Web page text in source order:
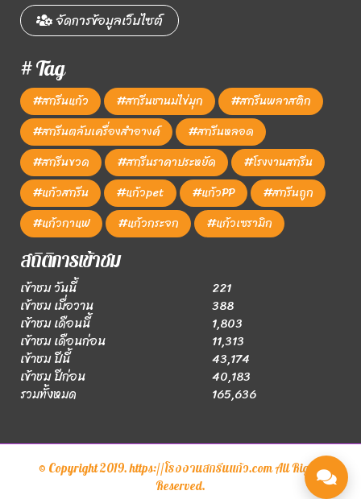
จัดการข้อมูลเว็บไซต์
# Tag
#สกรีนแก้ว #สกรีนชานมไข่มุก
#สกรีนพลาสติก
#สกรีนตลับเครื่องสำอางค์
#สกรีนหลอด
#สกรีนขวด
#สกรีนราคาประหยัด
#โรงงานสกรีน
#แก้วสกรีน
#แก้วpet #แก้วPP
#สกรีนถูก
#แก้วกาแฟ
#แก้วกระจก #แก้วเซรามิก
สถิติการเข้าชม
เข้าชม วันนี้
221
เข้าชม เมื่อวาน
388
เข้าชม เดือนนี้
1,803
เข้าชม เดือนก่อน
11,313
เข้าชม ปีนี้
43,174
เข้าชม ปีก่อน
40,183
รวมทั้งหมด
165,636
© Copyright 2019. https://โรงงานสกรีนแก้ว.com All Rights
Reserved.